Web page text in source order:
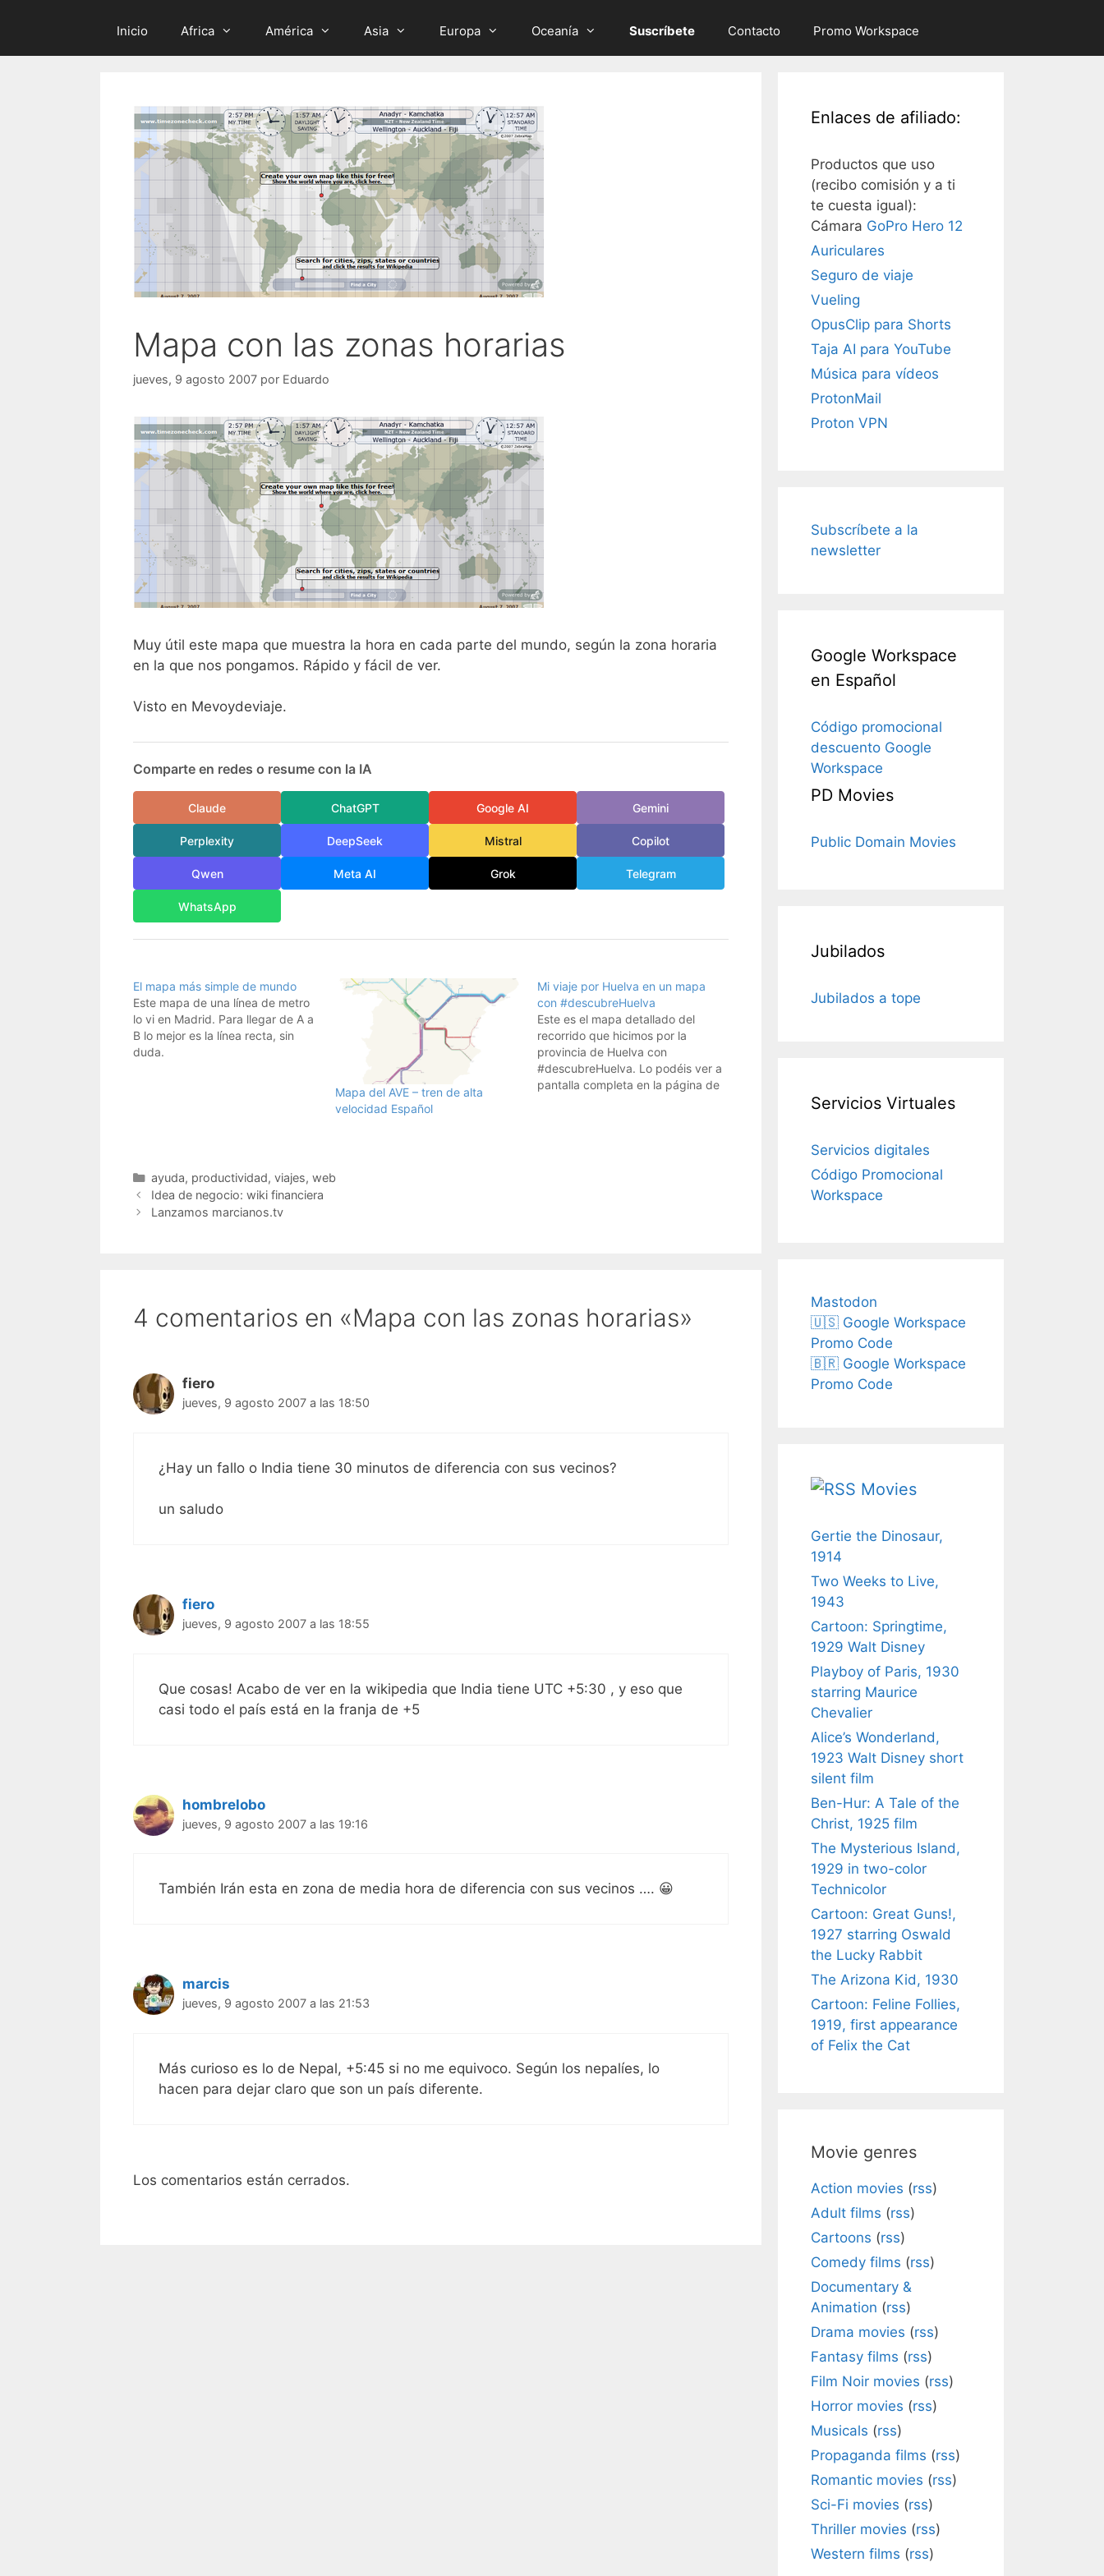
Inicio Africa América Asia Europa Oceanía Suscríbete Contacto Promo Workspace
Mapa con las zonas horarias
jueves, 9 agosto 2007 por Eduardo
Muy útil este mapa que muestra la hora en cada parte del mundo, según la zona horaria
en la que nos pongamos. Rápido y fácil de ver.
Visto en Mevoydeviaje.
Comparte en redes o resume con la IA
Claude ChatGPT Google AI Gemini
Perplexity DeepSeek Mistral Copilot
Qwen Meta AI Grok Telegram
WhatsApp
El mapa más simple de mundo
Este mapa de una línea de metro
lo vi en Madrid. Para llegar de A a
B lo mejor es la línea recta, sin
duda.
Mapa del AVE – tren de alta
velocidad Español
Mi viaje por Huelva en un mapa
con #descubreHuelva
Este es el mapa detallado del
recorrido que hicimos por la
provincia de Huelva con
#descubreHuelva. Lo podéis ver a
pantalla completa en la página de
Categorías
ayuda, productividad, viajes, web
Idea de negocio: wiki financiera
Lanzamos marcianos.tv
4 comentarios en «Mapa con las zonas horarias»
fiero
jueves, 9 agosto 2007 a las 18:50
¿Hay un fallo o India tiene 30 minutos de diferencia con sus vecinos?
un saludo
fiero
jueves, 9 agosto 2007 a las 18:55
Que cosas! Acabo de ver en la wikipedia que India tiene UTC +5:30 , y eso que
casi todo el país está en la franja de +5
hombrelobo
jueves, 9 agosto 2007 a las 19:16
También Irán esta en zona de media hora de diferencia con sus vecinos …. 😀
marcis
jueves, 9 agosto 2007 a las 21:53
Más curioso es lo de Nepal, +5:45 si no me equivoco. Según los nepalíes, lo
hacen para dejar claro que son un país diferente.
Los comentarios están cerrados.
Enlaces de afiliado:
Productos que uso
(recibo comisión y a ti
te cuesta igual):
Cámara GoPro Hero 12
Auriculares
Seguro de viaje
Vueling
OpusClip para Shorts
Taja AI para YouTube
Música para vídeos
ProtonMail
Proton VPN
Subscríbete a la
newsletter
Google Workspace
en Español
Código promocional
descuento Google
Workspace
PD Movies
Public Domain Movies
Jubilados
Jubilados a tope
Servicios Virtuales
Servicios digitales
Código Promocional
Workspace
Mastodon
🇺🇸 Google Workspace
Promo Code
🇧🇷 Google Workspace
Promo Code
Movies
Gertie the Dinosaur,
1914
Two Weeks to Live,
1943
Cartoon: Springtime,
1929 Walt Disney
Playboy of Paris, 1930
starring Maurice
Chevalier
Alice’s Wonderland,
1923 Walt Disney short
silent film
Ben-Hur: A Tale of the
Christ, 1925 film
The Mysterious Island,
1929 in two-color
Technicolor
Cartoon: Great Guns!,
1927 starring Oswald
the Lucky Rabbit
The Arizona Kid, 1930
Cartoon: Feline Follies,
1919, first appearance
of Felix the Cat
Movie genres
Action movies (rss)
Adult films (rss)
Cartoons (rss)
Comedy films (rss)
Documentary &
Animation (rss)
Drama movies (rss)
Fantasy films (rss)
Film Noir movies (rss)
Horror movies (rss)
Musicals (rss)
Propaganda films (rss)
Romantic movies (rss)
Sci-Fi movies (rss)
Thriller movies (rss)
Western films (rss)